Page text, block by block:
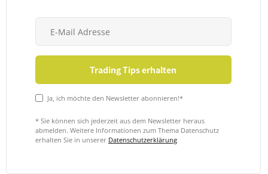
Ja, ich möchte den Newsletter abonnieren!*
* Sie können sich jederzeit aus dem Newsletter heraus
abmelden. Weitere Informationen zum Thema Datenschutz
erhalten Sie in unserer Datenschutzerklärung